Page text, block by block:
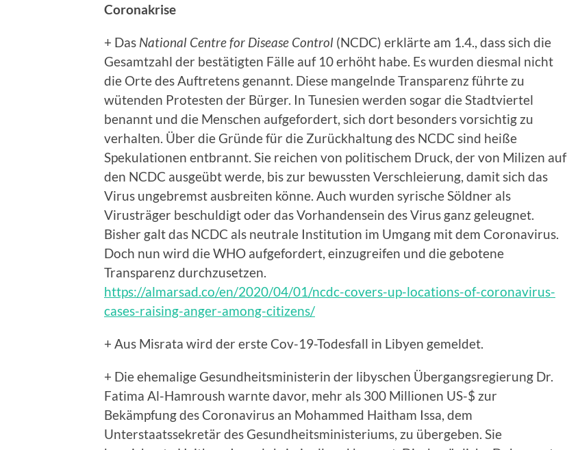
Coronakrise
+ Das National Centre for Disease Control (NCDC) erklärte am 1.4., dass sich die
Gesamtzahl der bestätigten Fälle auf 10 erhöht habe. Es wurden diesmal nicht
die Orte des Auftretens genannt. Diese mangelnde Transparenz führte zu
wütenden Protesten der Bürger. In Tunesien werden sogar die Stadtviertel
benannt und die Menschen aufgefordert, sich dort besonders vorsichtig zu
verhalten. Über die Gründe für die Zurückhaltung des NCDC sind heiße
Spekulationen entbrannt. Sie reichen von politischem Druck, der von Milizen auf
den NCDC ausgeübt werde, bis zur bewussten Verschleierung, damit sich das
Virus ungebremst ausbreiten könne. Auch wurden syrische Söldner als
Virusträger beschuldigt oder das Vorhandensein des Virus ganz geleugnet.
Bisher galt das NCDC als neutrale Institution im Umgang mit dem Coronavirus.
Doch nun wird die WHO aufgefordert, einzugreifen und die gebotene
Transparenz durchzusetzen.
https://almarsad.co/en/2020/04/01/ncdc-covers-up-locations-of-coronavirus-
cases-raising-anger-among-citizens/
+ Aus Misrata wird der erste Cov-19-Todesfall in Libyen gemeldet.
+ Die ehemalige Gesundheitsministerin der libyschen Übergangsregierung Dr.
Fatima Al-Hamroush warnte davor, mehr als 300 Millionen US-$ zur
Bekämpfung des Coronavirus an Mohammed Haitham Issa, dem
Unterstaatssekretär des Gesundheitsministeriums, zu übergeben. Sie